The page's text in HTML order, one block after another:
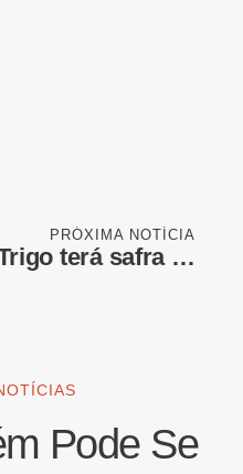
PRÓXIMA NOTÍCIA
Trigo terá safra menor, mais importações e risco climático no horizonte | Blogs | CNN Brasil
Pode Se